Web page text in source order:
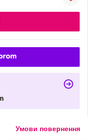
Умови повернення